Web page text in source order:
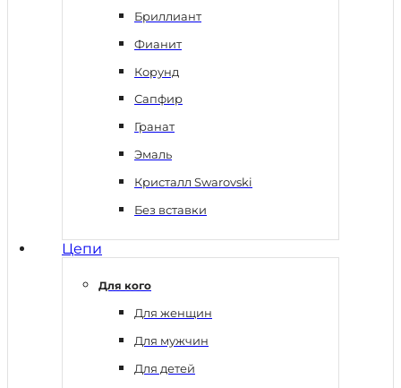
Бриллиант
Фианит
Корунд
Сапфир
Гранат
Эмаль
Кристалл Swarovski
Без вставки
Цепи
Для кого
Для женщин
Для мужчин
Для детей